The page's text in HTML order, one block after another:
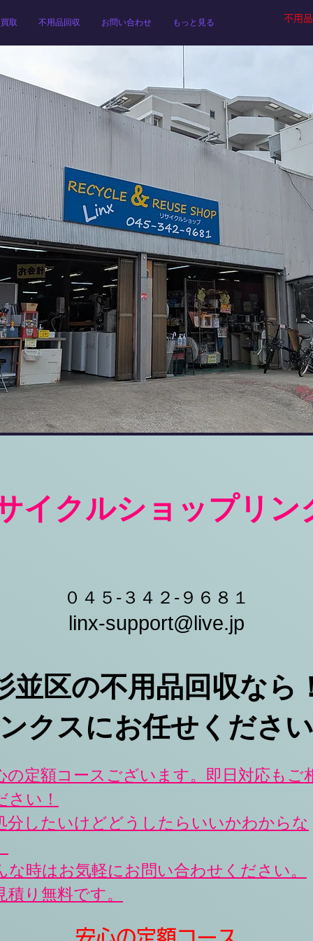
取 不用品回収 お問い合わせ もっと見る 不用
イクルショップリン
０４５-３４２-９６８１
linx-support@live.jp
並区の不用品回収なら
クスにお任せくださ
の定額コースございます。即日対応もご
さい！
分したいけどどうしたらいいかわからな
な時はお気軽にお問い合わせください。
積り無料です。